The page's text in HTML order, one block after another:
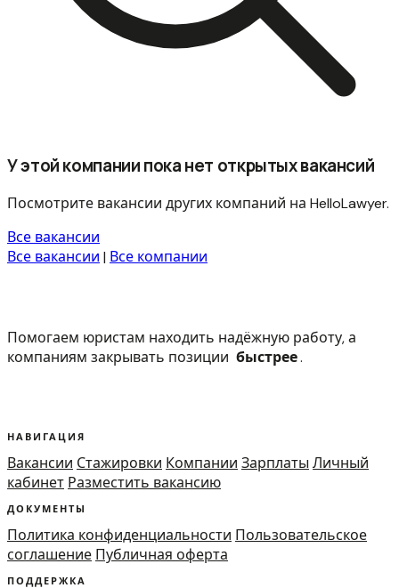
У этой компании пока нет открытых вакансий
Посмотрите вакансии других компаний на HelloLawyer.
Все вакансии
Все вакансии | Все компании
Помогаем юристам находить надёжную работу, а
компаниям закрывать позиции быстрее.
НАВИГАЦИЯ
Вакансии Стажировки Компании Зарплаты Личный
кабинет Разместить вакансию
ДОКУМЕНТЫ
Политика конфиденциальности Пользовательское
соглашение Публичная оферта
ПОДДЕРЖКА